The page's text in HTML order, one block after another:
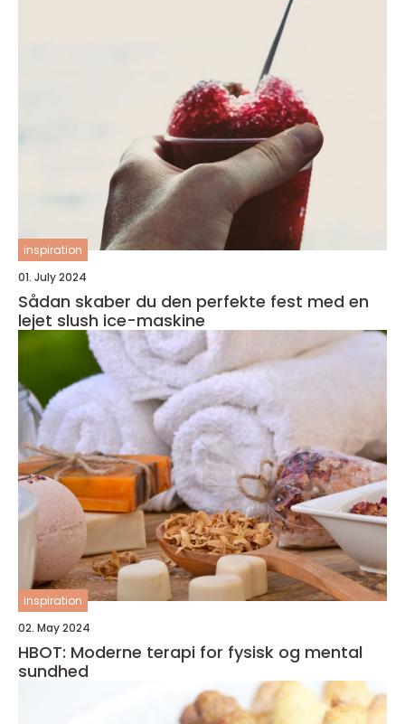
inspiration
01. July 2024
Sådan skaber du den perfekte fest med en
lejet slush ice-maskine
inspiration
02. May 2024
HBOT: Moderne terapi for fysisk og mental
sundhed